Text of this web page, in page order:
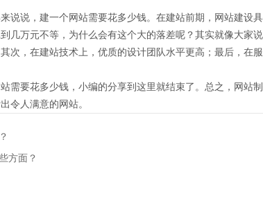
说说，建一个网站需要花多少钱。在建站前期，网站建设
几万元不等，为什么会有这个大的落差呢？其实就像大家
次，在建站技术上，优质的设计团队水平更高；最后，在
需要花多少钱，小编的分享到这里就结束了。总之，网站
令人满意的网站。
方面？